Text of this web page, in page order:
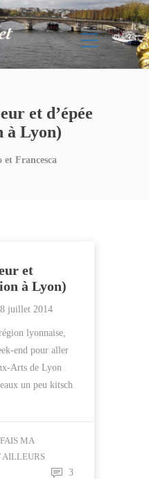
et d’épée
à Lyon)
et Francesca
et
à Lyon)
juillet 2014
lyonnaise,
end pour aller
Arts de Lyon
un peu kitsch
MA
AILLEURS
3